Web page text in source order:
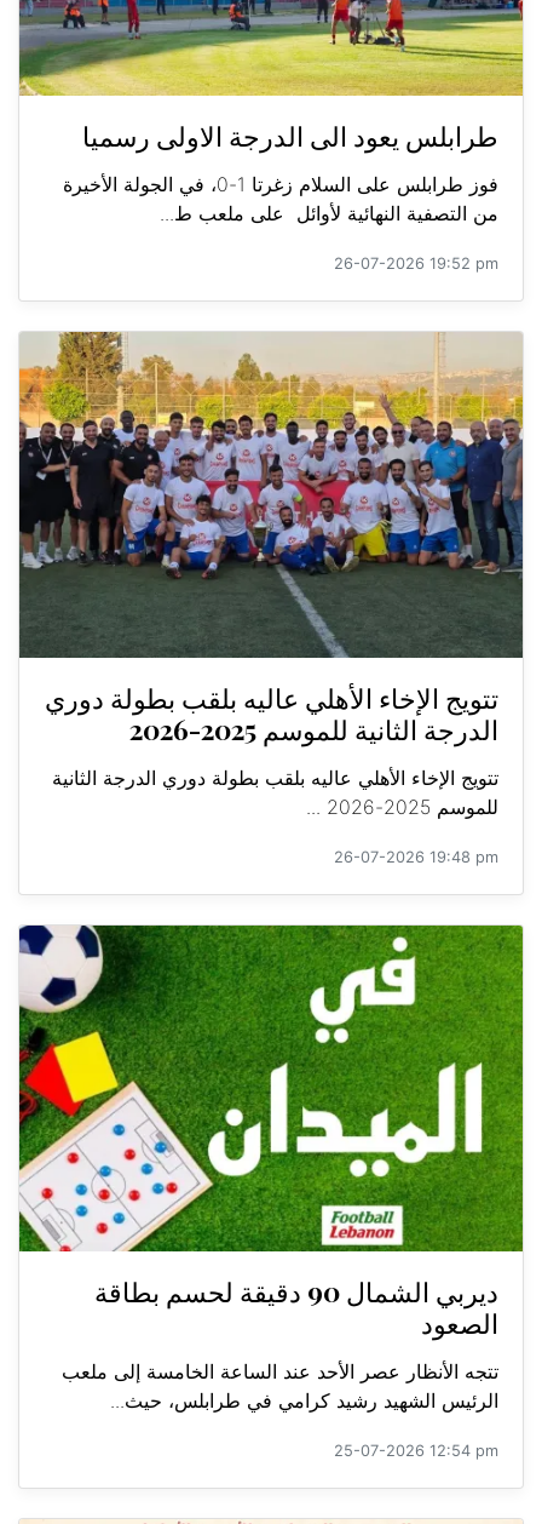
طرابلس يعود الى الدرجة الاولى رسميا
فوز طرابلس على السلام زغرتا 1-0، في الجولة الأخيرة
من التصفية النهائية لأوائل على ملعب ط...
26-07-2026 19:52 pm
تتويج الإخاء الأهلي عاليه بلقب بطولة دوري
الدرجة الثانية للموسم 2025-2026
تتويج الإخاء الأهلي عاليه بلقب بطولة دوري الدرجة الثانية
للموسم 2025-2026 ...
26-07-2026 19:48 pm
ديربي الشمال 90 دقيقة لحسم بطاقة
الصعود
تتجه الأنظار عصر الأحد عند الساعة الخامسة إلى ملعب
الرئيس الشهيد رشيد كرامي في طرابلس، حيث...
25-07-2026 12:54 pm